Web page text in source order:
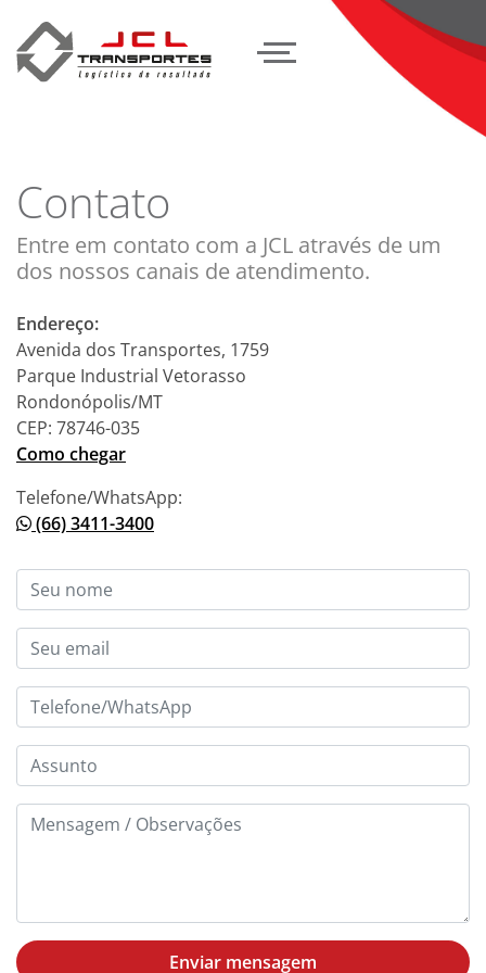
Contato
Entre em contato com a JCL através de um
dos nossos canais de atendimento.
Endereço:
Avenida dos Transportes, 1759
Parque Industrial Vetorasso
Rondonópolis/MT
CEP: 78746-035
Como chegar
Telefone/WhatsApp:
(66) 3411-3400